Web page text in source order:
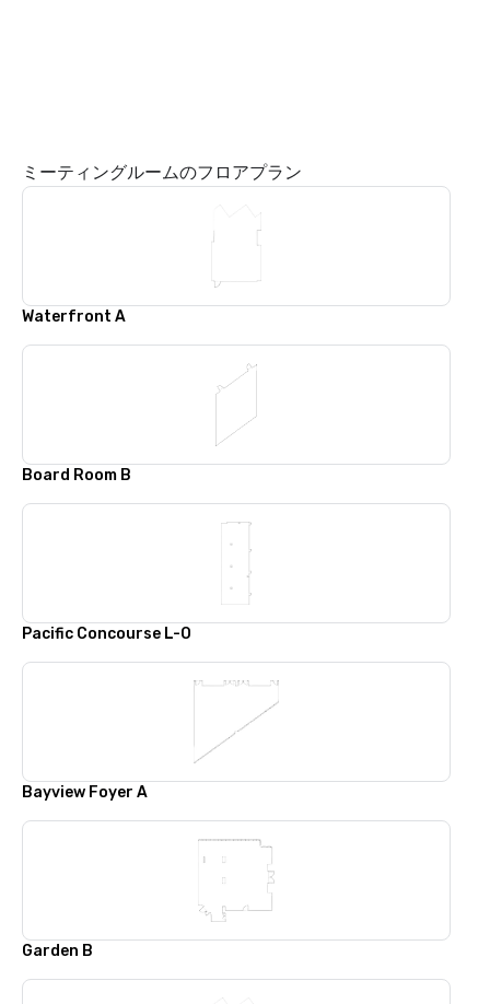
ミーティングルームのフロアプラン
Waterfront A
Board Room B
Pacific Concourse L-O
Bayview Foyer A
Garden B